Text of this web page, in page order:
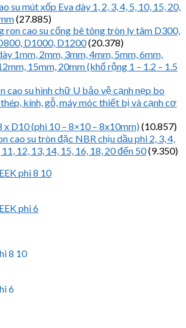
su mút xốp Eva dày 1, 2, 3, 4, 5, 10, 15, 20,
(27.885)
ron cao su cống bê tông tròn ly tâm D300,
D1000, D1200(20.378)
1mm, 2mm, 3mm, 4mm, 5mm, 6mm,
15mm, 20mm (khổ rộng 1 – 1.2 – 1.5
cao su hình chữ U bảo vệ cạnh nẹp bo
kính, gỗ, máy móc thiết bị và cạnh cơ
x D10 (phi 10 – 8×10 – 8x10mm)(10.857)
cao su tròn đặc NBR chịu dầu phi 2, 3, 4,
11, 12, 13, 14, 15, 16, 18, 20 đến 50(9.350)